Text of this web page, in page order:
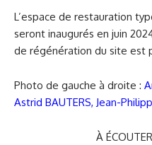
L’espace de restauration
seront inaugurés en juin
de régénération du site est
Photo de gauche à droite :
Astrid BAUTERS, Jean-
À